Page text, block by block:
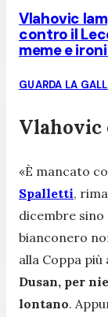
Vlahovic
contro il
meme e
GUARDA LA
Vlahovic
«È mancato
Spalletti,
dicembre sino
bianconero
alla Coppa più
Dusan, per
lontano.